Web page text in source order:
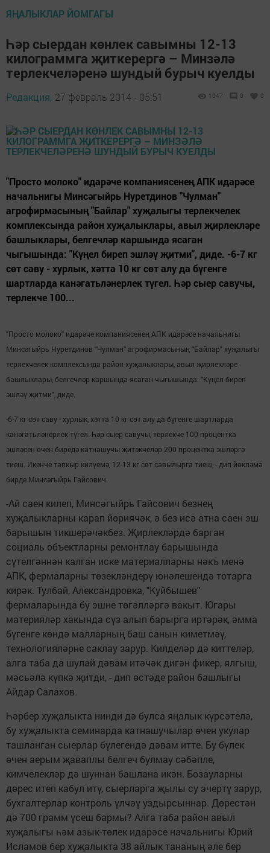
ЯҢАЛЫКЛАР ЙОМГАГЫ
Һәр сыердан көнлек савымны 12-13
килограммга җиткерергә – Минзәлә
терлекчеләренә шундый бурыч куелды
Редакция, 27 февраль 2014 - 05:51 1047 0 0
"Просто молоко" идарәче компаниясенең АПК идарәсе
начальнигы Минсәгыйрь Нуретдинов "Чулман"
агрофирмасының "Байлар" хуҗалыгы терлекчелек
комплексында район хуҗалыклары, авыл җирлекләре
башлыклары, белгечләр каршында ясаган
чыгышында: "Күңел биреп эшләү җитми", диде. -6-7 кг
сөт саву - хурлык, хәтта 10 кг сөт алу да бүгенге
шартларда канәгатьләнерлек түгел. Һәр сыер савучы,
терлекче 100...
"Просто молоко" идарәче компаниясенең АПК идарәсе начальнигы
Минсәгыйрь Нуретдинов "Чулман" агрофирмасының "Байлар" хуҗалыгы
терлекчелек комплексында район хуҗалыклары, авыл җирлекләре
башлыклары, белгечләр каршында ясаган чыгышында: "Күңел биреп
эшләү җитми", диде.
-6-7 кг сөт саву - хурлык, хәтта 10 кг сөт алу да бүгенге шартларда
канәгатьләнерлек түгел. Һәр сыер савучы, терлекче 100 процентка
эшләсен өчен биредә катнашучы җитәкчеләр 200 процентка эшләргә
тиеш. Икенче тапкыр килүемә, 12-13 кг сөт савылырга тиеш, - дип йөкләмә
бирде Минсәгыйрь Гайсович.
-Ай саен килеп, Минсәгыйрь Гайсович безнең
хуҗалыкларны карап йөриячәк, ә без исә атна саен эш
барышын тикшерәчәкбез. Җирлекләрдә барган
социаль объектларны ремонтлау барышында
сүтелгәннән калган иске материалларны нәкъ менә
АПК, фермаларны төзекләндерү юнәлешендә тотарга
кирәк. Тулбай, Александровка, "Куйбышев"
фермаларында бу эшне төгәлләргә вакыт. Югары
материяләр хакында сүз алып барырга иртәрәк, әмма
бүгенге көндә малларның баш санын киметмәү,
технологияләрне саклау зарур. Килделәр дә киттеләр,
алга таба да шулай дәвам итәчәк дигән фикер, ялгыш,
мәсьәлә күпкә җитди, - дип өстәде район башлыгы
Айдар Салахов.
Һәрбер хуҗалыкта нинди дә булса яңалык күрсәтелә,
бу хуҗалыкта семинарда катнашучылар өчен укулар
ташланган сыерлар бүлегендә дәвам итте. Бу бүлек
өчен аерым җаваплы белгеч булмау сәбәпле,
кимчелекләр дә шуннан башлана икән. Бозауларны
дөрес итеп кабул итү, сыерларга җылы су эчертү зарур,
бухгалтерлар контроль үлчәү уздырсыннар. Дөрестән
дә 700 грамм үсеш бармы? Алга таба район авыл
хуҗалыгы һәм азык-төлек идарәсе начальнигы Юрий
Исламов бер хуҗалыкта 38 айлык тананың әле бер